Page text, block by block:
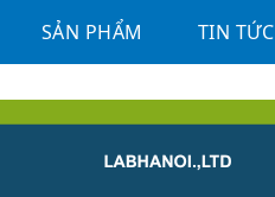
SẢN PHẨM TIN TỨC